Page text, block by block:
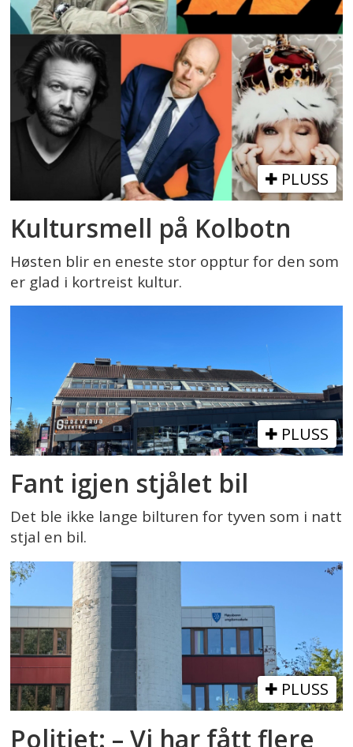
PLUSS
Kultursmell på Kolbotn
Høsten blir en eneste stor opptur for den som
er glad i kortreist kultur.
PLUSS
Fant igjen stjålet bil
Det ble ikke lange bilturen for tyven som i natt
stjal en bil.
PLUSS
Politiet: – Vi har fått flere